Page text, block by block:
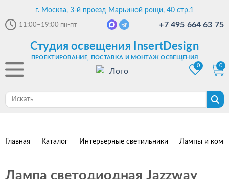
г. Москва, 3-й проезд Марьиной рощи, 40 стр.1
11:00–19:00 пн-пт +7 495 664 63 75
Студия освещения InsertDesign
ПРОЕКТИРОВАНИЕ, ПОСТАВКА И МОНТАЖ ОСВЕЩЕНИЯ
0
0
Главная Каталог Интерьерные светильники Лампы и
Лампа светодиодная Jazzway